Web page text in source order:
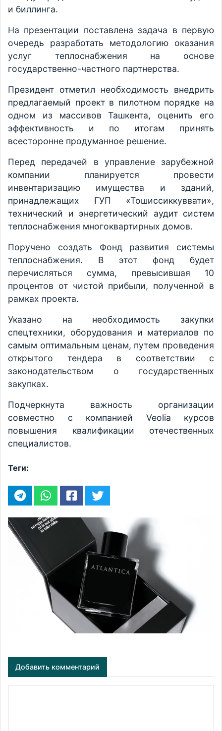
и биллинга.
На презентации поставлена задача в первую
очередь разработать методологию оказания
услуг теплоснабжения на основе
государственно-частного партнерства.
Президент отметил необходимость внедрить
предлагаемый проект в пилотном порядке на
одном из массивов Ташкента, оценить его
эффективность и по итогам принять
всесторонне продуманное решение.
Перед передачей в управление зарубежной
компании планируется провести
инвентаризацию имущества и зданий,
принадлежащих ГУП «Тошиссиккуввати»,
технический и энергетический аудит систем
теплоснабжения многоквартирных домов.
Поручено создать Фонд развития системы
теплоснабжения. В этот фонд будет
перечисляться сумма, превысившая 10
процентов от чистой прибыли, полученной в
рамках проекта.
Указано на необходимость закупки
спецтехники, оборудования и материалов по
самым оптимальным ценам, путем проведения
открытого тендера в соответствии с
законодательством о государственных
закупках.
Подчеркнута важность организации
совместно с компанией Veolia курсов
повышения квалификации отечественных
специалистов.
Теги:
Добавить комментарий